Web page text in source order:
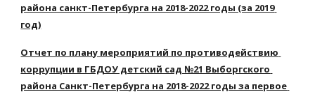
района санкт-Петербурга на 2018-2022 годы (за 2019
год)
Отчет по плану мероприятий по противодействию
коррупции в ГБДОУ детский сад №21 Выборгского
района Санкт-Петербурга на 2018-2022 годы за первое